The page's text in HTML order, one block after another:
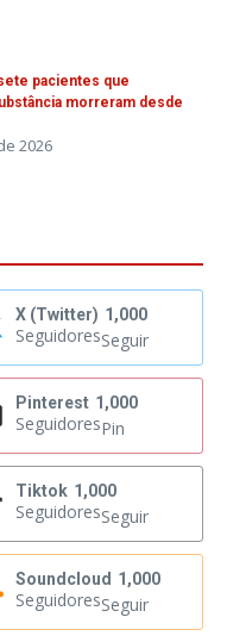
pacientes que
morreram desde
2026
X (Twitter) 1,000
SeguidoresSeguir
Pinterest 1,000
SeguidoresPin
Tiktok 1,000
SeguidoresSeguir
Soundcloud 1,000
SeguidoresSeguir